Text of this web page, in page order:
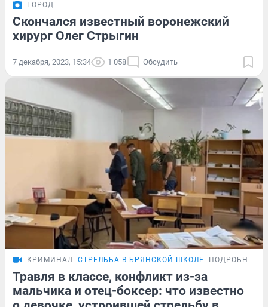
ГОРОД
Скончался известный воронежский
хирург Олег Стрыгин
7 декабря, 2023, 15:34 1 058 Обсудить
КРИМИНАЛ СТРЕЛЬБА В БРЯНСКОЙ ШКОЛЕ
Травля в классе, конфликт из-за
мальчика и отец-боксер: что известно